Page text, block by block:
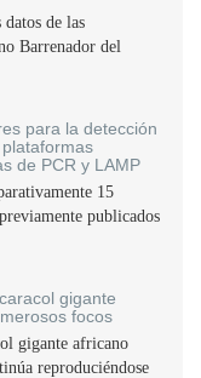
de las
Barrenador del
para la detección
de PCR y LAMP
15
publicados
gigante
focos
gigante africano
reproduciéndose